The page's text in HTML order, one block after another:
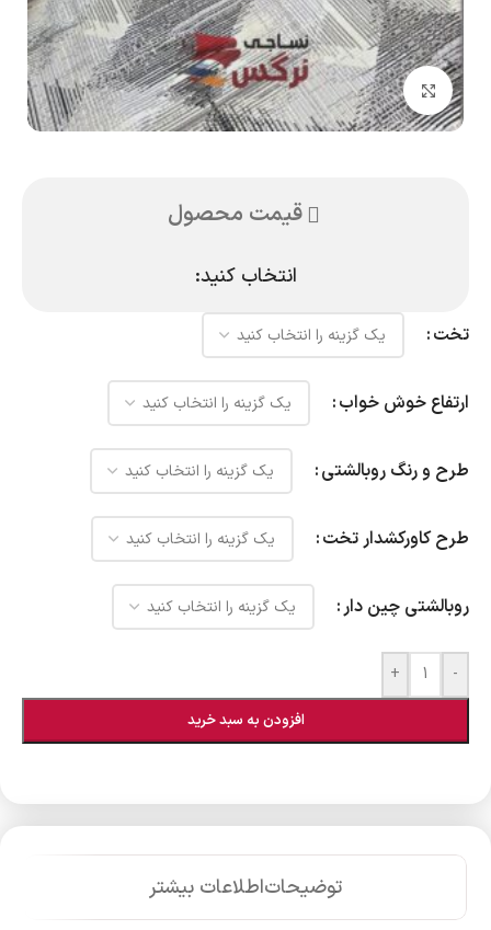
بزرگنمایی تصویر
قیمت محصول
انتخاب کنید:
تخت
ارتفاع خوش خواب
طرح و رنگ روبالشتی
طرح کاورکشدار تخت
روبالشتی چین دار
-
+
افزودن به سبد خرید
توضیحاتاطلاعات بیشتر